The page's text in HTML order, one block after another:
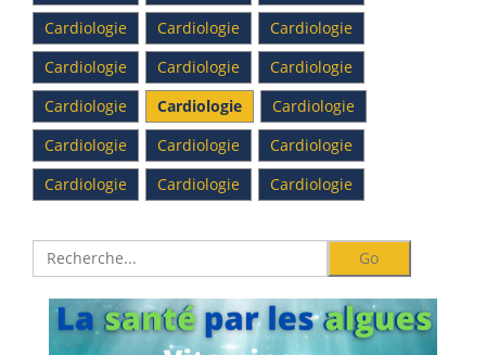
Cardiologie
Cardiologie
Cardiologie
Cardiologie
Cardiologie
Cardiologie
Cardiologie
Cardiologie
Cardiologie
Cardiologie
Cardiologie
Cardiologie
Cardiologie
Cardiologie Cardiologie